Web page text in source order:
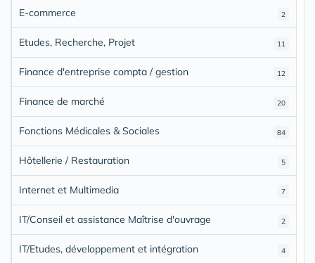
2
E-commerce
11
Etudes, Recherche, Projet
12
Finance d'entreprise compta / gestion
20
Finance de marché
84
Fonctions Médicales & Sociales
5
Hôtellerie / Restauration
7
Internet et Multimedia
2
IT/Conseil et assistance Maîtrise d'ouvrage
4
IT/Etudes, développement et intégration